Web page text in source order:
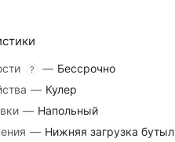
? — Бессрочно
— Кулер
— Напольный
— Нижняя загрузка